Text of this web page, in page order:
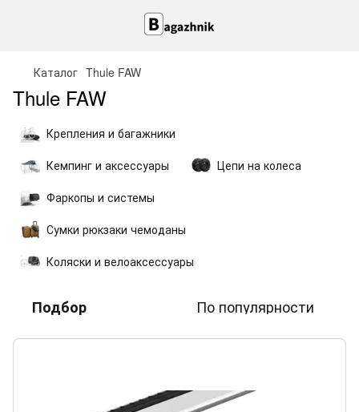
Каталог Thule FAW
Thule FAW
Крепления и багажники
Кемпинг и аксессуары
Цепи на колеса
Фаркопы и системы
Сумки рюкзаки чемоданы
Коляски и велоаксессуары
Подбор По популярности